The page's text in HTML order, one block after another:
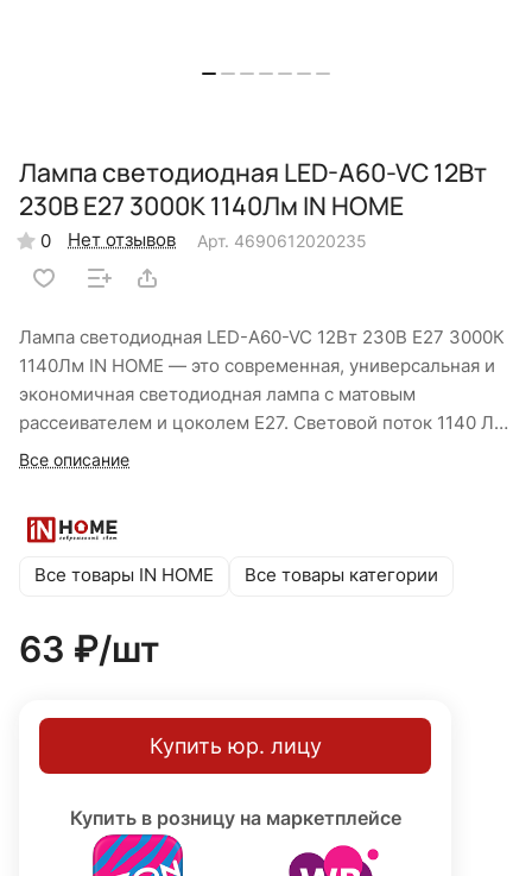
Лампа светодиодная LED-A60-VC 12Вт
230В Е27 3000К 1140Лм IN HOME
0 Нет отзывов Арт. 4690612020235
Лампа светодиодная LED-A60-VC 12Вт 230В Е27 3000К
1140Лм IN HOME — это современная, универсальная и
экономичная светодиодная лампа с матовым
рассеивателем и цоколем E27. Световой поток 1140 Лм,
мощность 12 Вт, цветовая температура 3000К (теплый
энергоэффективности A+. Гарантия 24 месяца.
Все описание
Все товары IN HOME Все товары категории
63 ₽/шт
Купить юр. лицу
Купить в розницу на маркетплейсе